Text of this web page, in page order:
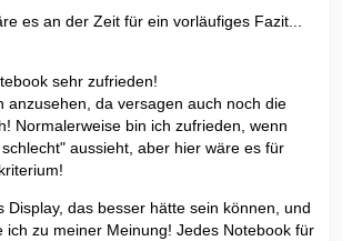
es an der Zeit für ein vorläufiges Fazit...
sehr zufrieden!
anzusehen, da versagen auch noch die
Normalerweise bin ich zufrieden, wenn
aussieht, aber hier wäre es für
Display, das besser hätte sein können, und
ich zu meiner Meinung! Jedes Notebook für